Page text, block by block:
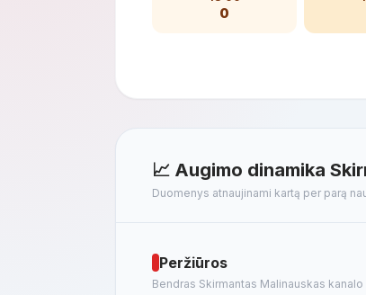
0
📈 Augimo dinamika
Duomenys atnaujinami kartą per parą
Peržiūros
Bendras Skirmantas Malinauskas